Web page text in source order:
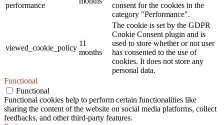
performance
consent for the cookies in the
category "Performance".
viewed_cookie_policy
11
months
The cookie is set by the GDPR
Cookie Consent plugin and is
used to store whether or not user
has consented to the use of
cookies. It does not store any
personal data.
Functional
Functional
Functional cookies help to perform certain functionalities like
sharing the content of the website on social media platforms, collect
feedbacks, and other third-party features.